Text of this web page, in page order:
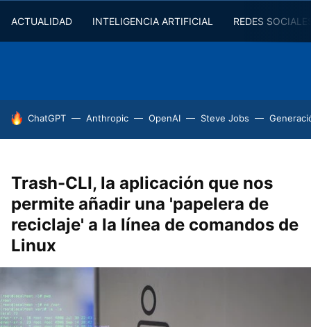
ACTUALIDAD INTELIGENCIA ARTIFICIAL REDES
HOY SE HABLA DE
ChatGPT Anthropic OpenAI Steve Jobs
Trash-CLI, la aplicación que nos
permite añadir una 'papelera de
reciclaje' a la línea de comandos de
Linux